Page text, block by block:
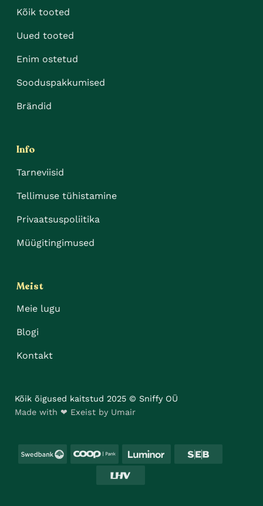
Kõik tooted
Uued tooted
Enim ostetud
Sooduspakkumised
Brändid
Info
Tarneviisid
Tellimuse tühistamine
Privaatsuspoliitika
Müügitingimused
Meist
Meie lugu
Blogi
Kontakt
Kõik õigused kaitstud 2025 © Sniffy OÜ
Made with ❤ Exeist by Umair
Swedbank Coop Luminor